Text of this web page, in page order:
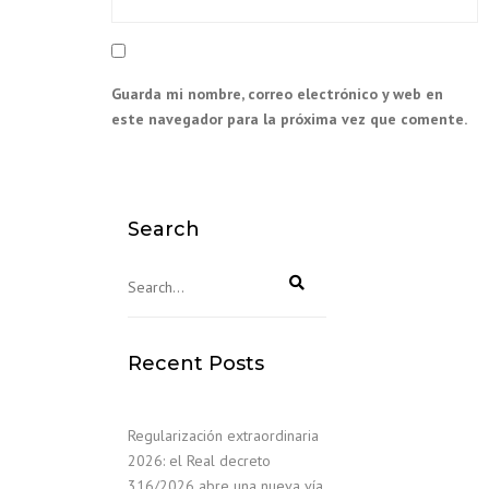
Guarda mi nombre, correo electrónico y web en
este navegador para la próxima vez que comente.
Search
Recent Posts
Regularización extraordinaria
2026: el Real decreto